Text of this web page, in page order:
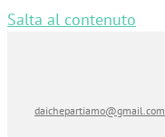
Salta al contenuto
daichepartiamo@gmail.com